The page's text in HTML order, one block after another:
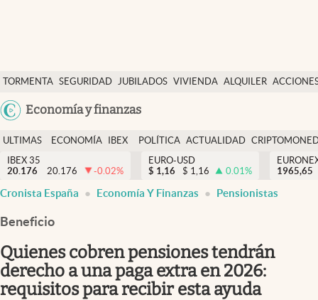
TORMENTA SEGURIDAD JUBILADOS VIVIENDA ALQUILER
USA
Colombia
Economía y finanzas
Economía y finanzas
Política
Actualidad
Criptomonedas
España
ULTIMAS
NOTICIAS
ECONOMÍA
FINANZAS
IBEX
EURO
POLÍTICA ACTUALIDAD
IBEX 35
20.176
20.176 -0.02%
EURO-USD
$ 1,16 $ 1,16 0.01%
1965,65
Cronista España Economía Y Finanzas Pensionistas
Beneficio
Quienes cobren pensiones tendrán
derecho a una paga extra en 2026:
requisitos para recibir esta ayuda